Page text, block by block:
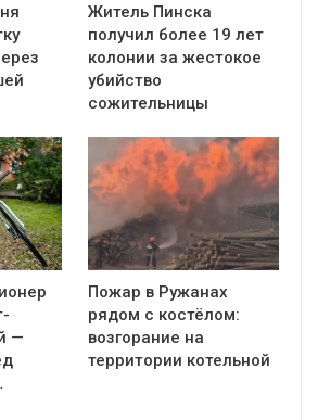
Житель Пинска
получил более 19 лет
колонии за жестокое
убийство
сожительницы
—
Пожар в Ружанах
рядом с костёлом:
возгорание на
территории котельной